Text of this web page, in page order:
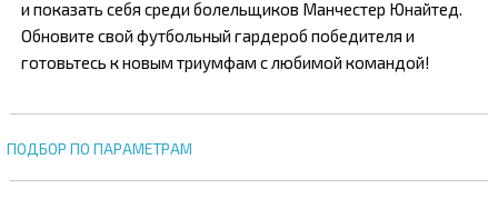
и показать себя среди болельщиков Манчестер Юнайтед.
Обновите свой футбольный гардероб победителя и
готовьтесь к новым триумфам с любимой командой!
ПОДБОР ПО ПАРАМЕТРАМ